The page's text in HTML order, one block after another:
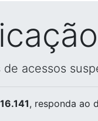
acessos
, responda ao